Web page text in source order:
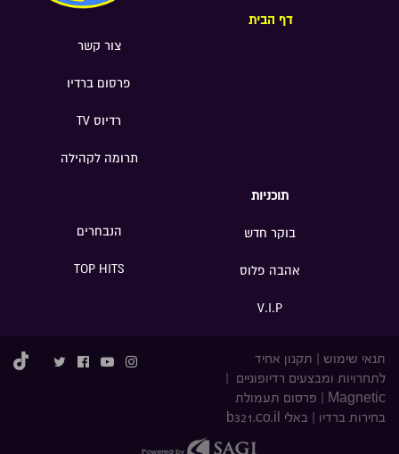
דף הבית
צור קשר
פרסום ברדיו
רדיוס TV
תרומה לקהילה
תוכניות
בוקר חדש
אהבה פלוס
V.I.P
הנבחרים
TOP HITS
תנאי שימוש
תקנון אחיד
לתחרויות ומבצעים רדיופוניים
Magnetic
פרסום תעמולת
בחירות ברדיו
באלי b321.co.il